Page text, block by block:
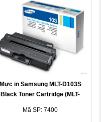
Mực in Samsung MLT-D103S
Black Toner Cartridge (MLT-
Mã SP: 7400